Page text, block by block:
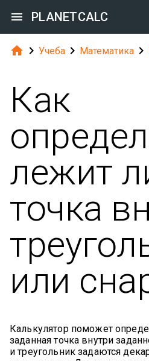
 PLANETCALC
  Учеба  Математика 
Как
лежит
точка
или
Калькулятор поможет
заданная точка внутри
и треугольник задаются